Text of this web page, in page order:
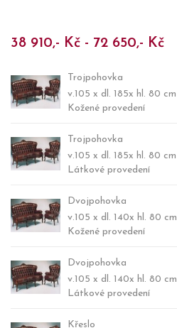
38 910,- Kč - 72 650,- Kč
Trojpohovka
v.105 x dl. 185x hl. 80 cm
Kožené provedení
Trojpohovka
v.105 x dl. 185x hl. 80 cm
Látkové provedení
Dvojpohovka
v.105 x dl. 140x hl. 80 cm
Kožené provedení
Dvojpohovka
v.105 x dl. 140x hl. 80 cm
Látkové provedení
Křeslo